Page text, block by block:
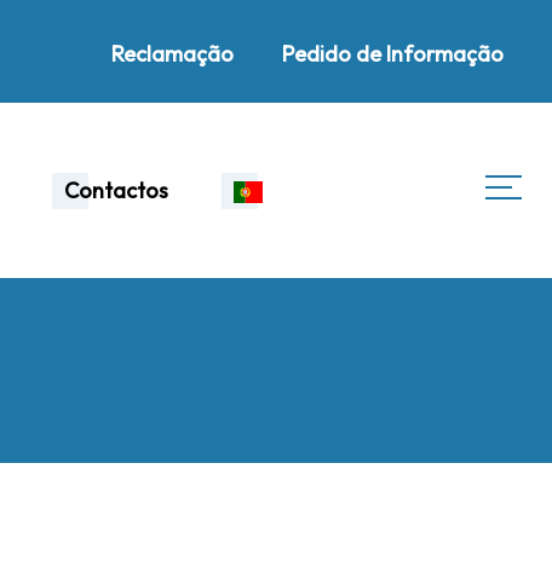
Reclamação Pedido de Informação
Contactos